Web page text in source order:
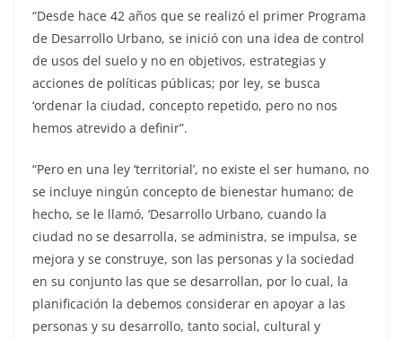
“Desde hace 42 años que se realizó el primer Programa
de Desarrollo Urbano, se inició con una idea de control
de usos del suelo y no en objetivos, estrategias y
acciones de políticas públicas; por ley, se busca
‘ordenar la ciudad, concepto repetido, pero no nos
hemos atrevido a definir”.
“Pero en una ley ‘territorial’, no existe el ser humano, no
se incluye ningún concepto de bienestar humano; de
hecho, se le llamó, ‘Desarrollo Urbano, cuando la
ciudad no se desarrolla, se administra, se impulsa, se
mejora y se construye, son las personas y la sociedad
en su conjunto las que se desarrollan, por lo cual, la
planificación la debemos considerar en apoyar a las
personas y su desarrollo, tanto social, cultural y